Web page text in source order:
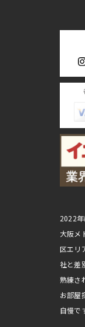
2022年
大阪メ
区エリ
社と差
熟練さ
お部屋
自慢で